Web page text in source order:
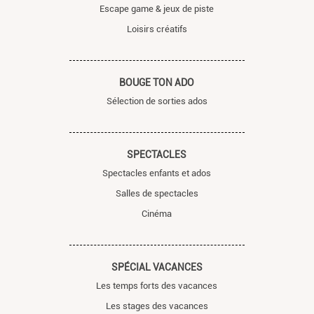
Escape game & jeux de piste
Loisirs créatifs
BOUGE TON ADO
Sélection de sorties ados
SPECTACLES
Spectacles enfants et ados
Salles de spectacles
Cinéma
SPÉCIAL VACANCES
Les temps forts des vacances
Les stages des vacances